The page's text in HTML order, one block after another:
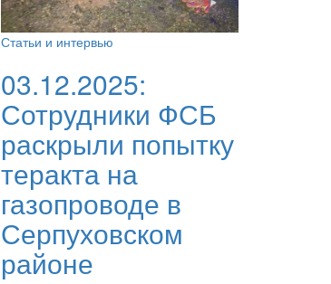
Статьи и интервью
03.12.2025:
Сотрудники ФСБ
раскрыли попытку
теракта на
газопроводе в
Серпуховском
районе